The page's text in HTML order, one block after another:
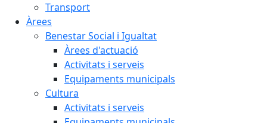
Transport
Àrees
Benestar Social i Igualtat
Àrees d'actuació
Activitats i serveis
Equipaments municipals
Cultura
Activitats i serveis